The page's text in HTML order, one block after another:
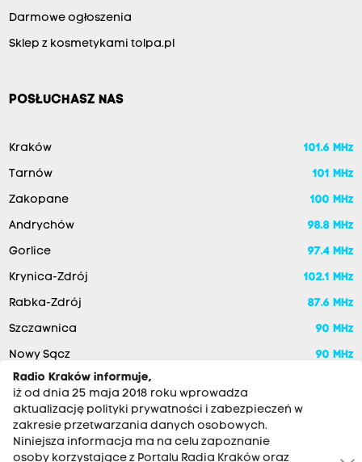
Darmowe ogłoszenia
Sklep z kosmetykami tolpa.pl
POSŁUCHASZ NAS
Kraków 101.6 MHz
Tarnów 101 MHz
Zakopane 100 MHz
Andrychów 98.8 MHz
Gorlice 97.4 MHz
Krynica-Zdrój 102.1 MHz
Rabka-Zdrój 87.6 MHz
Szczawnica 90 MHz
Nowy Sącz
90 MHz
Radio Kraków informuje,
iż od dnia 25 maja 2018 roku wprowadza
aktualizację polityki prywatności i zabezpieczeń w
zakresie przetwarzania danych osobowych.
Niniejsza informacja ma na celu zapoznanie
osoby korzystające z Portalu Radia Kraków oraz